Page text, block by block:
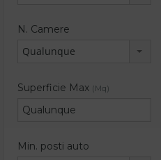
N. Camere
Qualunque
Superficie Max (Mq)
Min. posti auto